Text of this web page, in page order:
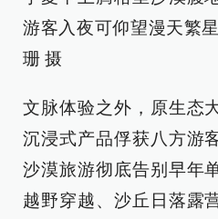
游客入夜可仰望漫天繁
珊 摄
文脉体验之外，原生态
沉浸式产品俘获八方游
沙漠旅游彻底告别早年
越野穿越、沙丘日落露